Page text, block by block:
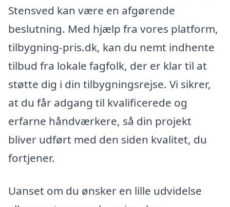
Stensved kan være en afgørende
beslutning. Med hjælp fra vores platform,
tilbygning-pris.dk, kan du nemt indhente
tilbud fra lokale fagfolk, der er klar til at
støtte dig i din tilbygningsrejse. Vi sikrer,
at du får adgang til kvalificerede og
erfarne håndværkere, så din projekt
bliver udført med den siden kvalitet, du
fortjener.
Uanset om du ønsker en lille udvidelse